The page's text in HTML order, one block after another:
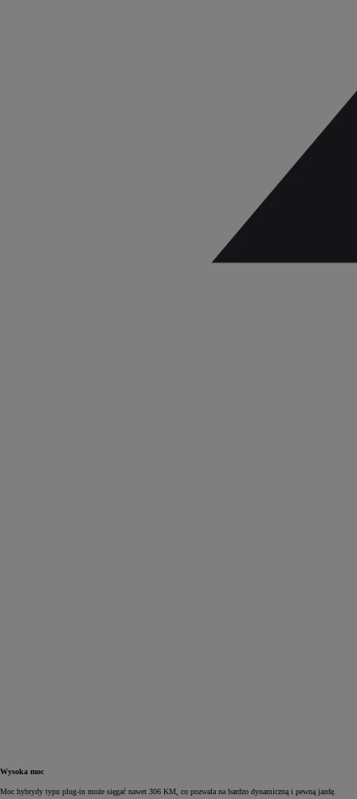
Wysoka moc
Moc hybrydy typu plug‑in może sięgać nawet 306 KM, co pozwala na bardzo dynamiczną i pewną jazdę.